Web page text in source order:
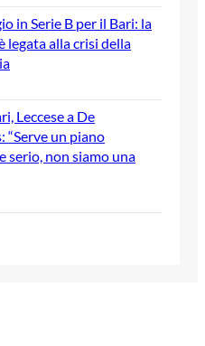
in Serie B per il Bari: la
legata alla crisi della
Leccese a De
“Serve un piano
serio, non siamo una